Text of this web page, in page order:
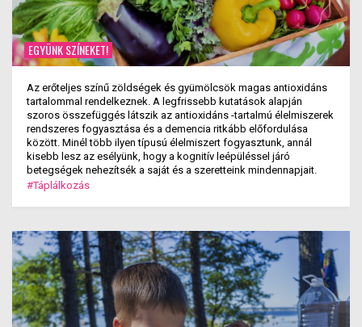
EGYÜNK SZÍNEKET!
Az erőteljes színű zöldségek és gyümölcsök magas antioxidáns
tartalommal rendelkeznek. A legfrissebb kutatások alapján
szoros összefüggés látszik az antioxidáns -tartalmú élelmiszerek
rendszeres fogyasztása és a demencia ritkább előfordulása
között. Minél több ilyen típusú élelmiszert fogyasztunk, annál
kisebb lesz az esélyünk, hogy a kognitív leépüléssel járó
betegségek nehezítsék a saját és a szeretteink mindennapjait.
#Táplálkozás